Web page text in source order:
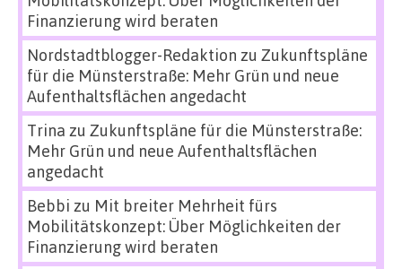
Finanzierung wird beraten
Nordstadtblogger-Redaktion zu Zukunftspläne
für die Münsterstraße: Mehr Grün und neue
Aufenthaltsflächen angedacht
Trina zu Zukunftspläne für die Münsterstraße:
Mehr Grün und neue Aufenthaltsflächen
angedacht
Bebbi zu Mit breiter Mehrheit fürs
Mobilitätskonzept: Über Möglichkeiten der
Finanzierung wird beraten